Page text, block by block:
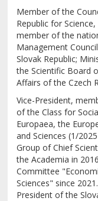
Member of the
Republic for
member of the
Management
Slovak Republic;
the Scientific Board
Affairs of the Czech
Vice-President,
of the Class for
Europaea, the
and Sciences (1/
Group of Chief
the Academia in
Committee
Sciences" since
President of the